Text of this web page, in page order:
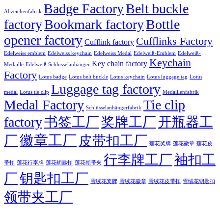
Abzeichenfabrik Badge FactoryBelt buckle
factoryBookmark factoryBottle
opener factory Cufflink factory Cufflinks Factory
Edelweiss emblem Edelweiss keychain Edelweiss Medal Edelweiß-Emblem Edelweiß-
Medaille Edelweiß Schlüsselanhänger Key chain factory Keychain
Factory Lotus badge Lotus belt buckle Lotus keychain Lotus luggage tag Lotus
medal Lotus tie clip Luggage tag factory Medaillenfabrik
Medal Factory Schlüsselanhängerfabrik Tie clip
factory书签工厂奖牌工厂开瓶器工
厂徽章工厂 皮带扣工厂 莲花奖牌 莲花徽章 莲花皮
带扣 莲花行李牌 莲花钥匙扣 莲花领带夹 行李牌工厂袖扣工
厂钥匙扣工厂 雪绒花奖牌 雪绒花徽章 雪绒花皮带扣 雪绒花钥匙扣
领带夹工厂